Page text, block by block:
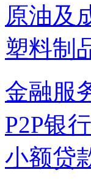
原油及
塑料制
金融服
P2P银行
小额贷